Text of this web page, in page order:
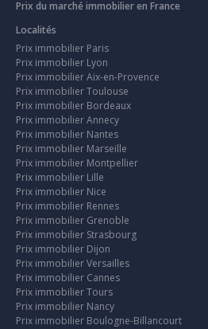
Prix du marché immobilier en France
Localités
Prix immobilier Paris
Prix immobilier Lyon
Prix immobilier Aix-en-Provence
Prix immobilier Toulouse
Prix immobilier Bordeaux
Prix immobilier Annecy
Prix immobilier Nantes
Prix immobilier Marseille
Prix immobilier Montpellier
Prix immobilier Lille
Prix immobilier Nice
Prix immobilier Rennes
Prix immobilier Grenoble
Prix immobilier Strasbourg
Prix immobilier Dijon
Prix immobilier Versailles
Prix immobilier Cannes
Prix immobilier Tours
Prix immobilier Nancy
Prix immobilier Boulogne-Billancourt